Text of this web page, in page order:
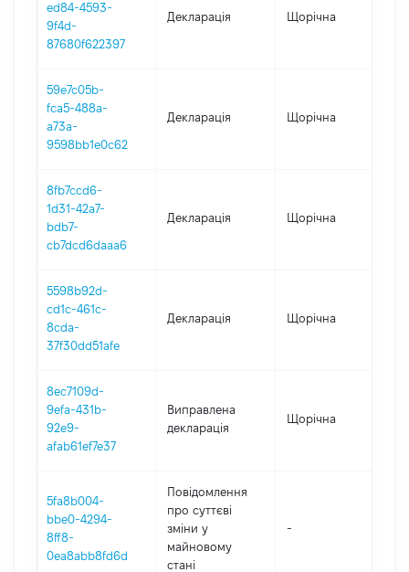
ed84-4593-
9f4d-
87680f622397
Декларація Щорічна
59e7c05b-
fca5-488a-
a73a-
9598bb1e0c62
Декларація Щорічна
8fb7ccd6-
1d31-42a7-
bdb7-
cb7dcd6daaa6
Декларація Щорічна
5598b92d-
cd1c-461c-
8cda-
37f30dd51afe
Декларація Щорічна
8ec7109d-
9efa-431b-
92e9-
afab61ef7e37
Виправлена
декларація
Щорічна
5fa8b004-
bbe0-4294-
8ff8-
0ea8abb8fd6d
Повідомлення
про суттєві
зміни y
майновому
стані
-